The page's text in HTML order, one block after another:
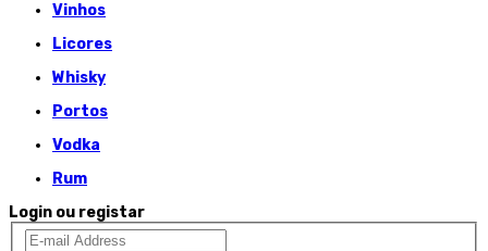
Vinhos
Licores
Whisky
Portos
Vodka
Rum
Login ou registar